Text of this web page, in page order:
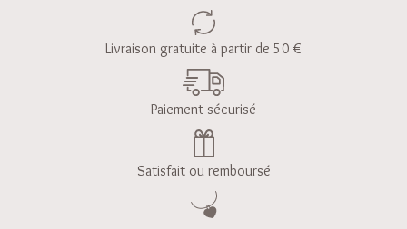
Livraison gratuite à partir de 50 €
Paiement sécurisé
Satisfait ou remboursé